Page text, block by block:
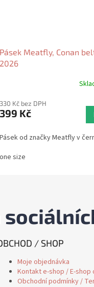
Pásek Meatfly, Conan
2026
330 Kč bez DPH
399 Kč
Pásek od značky Meatfly v
one size
/ SHOP
Moje objednávka
Kontakt e-shop / E-shop
Obchodní podmínky /